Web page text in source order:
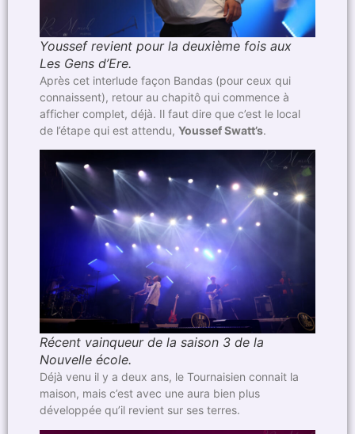
Youssef revient pour la deuxième fois aux
Les Gens d’Ere.
Après cet interlude façon Bandas (pour ceux qui
connaissent), retour au chapitô qui commence à
afficher complet, déjà. Il faut dire que c’est le local
de l’étape qui est attendu, Youssef Swatt’s.
Récent vainqueur de la saison 3 de la
Nouvelle école.
Déjà venu il y a deux ans, le Tournaisien connait la
maison, mais c’est avec une aura bien plus
développée qu’il revient sur ses terres.